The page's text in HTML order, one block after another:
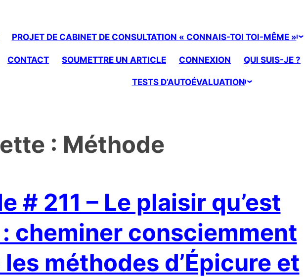
PROJET DE CABINET DE CONSULTATION « CONNAIS-TOI TOI-MÊME »
CONTACT SOUMETTRE UN ARTICLE CONNEXION QUI SUIS-JE ?
TESTS D’AUTOÉVALUATION
: Méthode
# 211 – Le plaisir qu’est
cheminer consciemment
méthodes d’Épicure et